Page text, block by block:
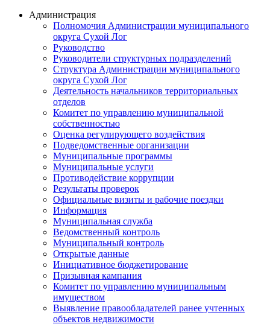
Администрация
Полномочия Администрации муниципального
округа Сухой Лог
Руководство
Руководители структурных подразделений
Структура Администрации муниципального
округа Сухой Лог
Деятельность начальников территориальных
отделов
Комитет по управлению муниципальной
собственностью
Оценка регулирующего воздействия
Подведомственные организации
Муниципальные программы
Муниципальные услуги
Противодействие коррупции
Результаты проверок
Официальные визиты и рабочие поездки
Информация
Муниципальная служба
Ведомственный контроль
Муниципальный контроль
Открытые данные
Инициативное бюджетирование
Призывная кампания
Комитет по управлению муниципальным
имуществом
Выявление правообладателей ранее учтенных
объектов недвижимости